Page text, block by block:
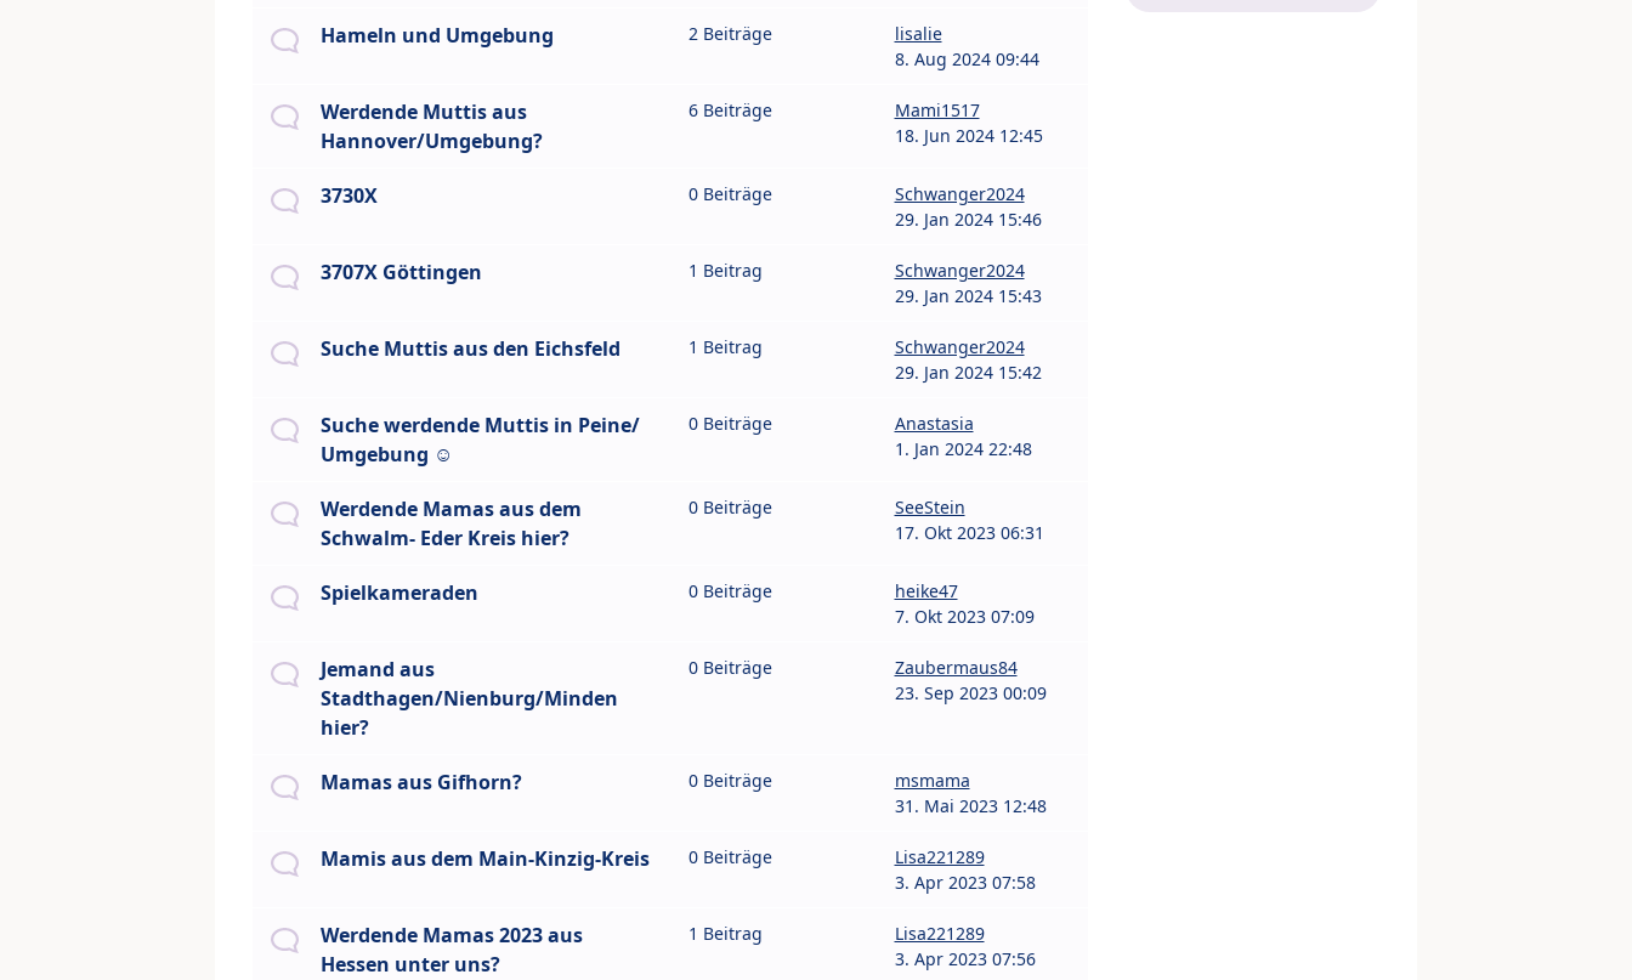
Hameln und Umgebung 2 Beiträge
lisalie
8. Aug 2024 09:44
Werdende Muttis aus
Hannover/Umgebung?
6 Beiträge
Mami1517
18. Jun 2024 12:45
3730X 0 Beiträge
Schwanger2024
29. Jan 2024 15:46
3707X Göttingen 1 Beitrag
Schwanger2024
29. Jan 2024 15:43
Suche Muttis aus den Eichsfeld 1 Beitrag
Schwanger2024
29. Jan 2024 15:42
Suche werdende Muttis in Peine/
Umgebung ☺️
0 Beiträge
Anastasia
1. Jan 2024 22:48
Werdende Mamas aus dem
Schwalm- Eder Kreis hier?
0 Beiträge
SeeStein
17. Okt 2023 06:31
Spielkameraden 0 Beiträge
heike47
7. Okt 2023 07:09
Jemand aus
Stadthagen/Nienburg/Minden
hier?
0 Beiträge
Zaubermaus84
23. Sep 2023 00:09
Mamas aus Gifhorn? 0 Beiträge
msmama
31. Mai 2023 12:48
Mamis aus dem Main-Kinzig-Kreis 0 Beiträge
Lisa221289
3. Apr 2023 07:58
Werdende Mamas 2023 aus
Hessen unter uns?
1 Beitrag
Lisa221289
3. Apr 2023 07:56